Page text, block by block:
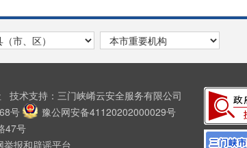
技术支持：三门峡崤云安全服务有限公司
号
豫公网安备41120202000029号
47号
报和辟谣平台